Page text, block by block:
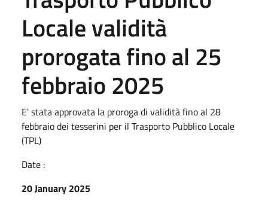
Locale validità
prorogata fino al 25
febbraio 2025
E' stata approvata la proroga di validità fino al 28
febbraio dei tesserini per il Trasporto Pubblico Locale
(TPL)
Date :
20 January 2025